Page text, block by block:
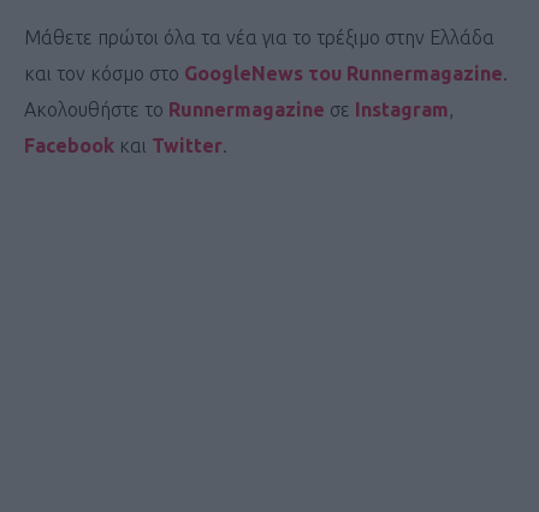
Μάθετε πρώτοι όλα τα νέα για το τρέξιμο στην Ελλάδα
και τον κόσμο στο GoogleNews του Runnermagazine.
Ακολουθήστε το Runnermagazine σε Instagram,
Facebook και Twitter.